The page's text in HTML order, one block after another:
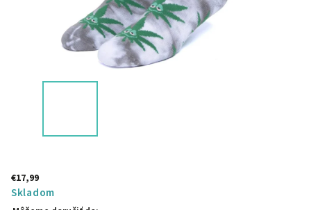
€17,99
Skladom